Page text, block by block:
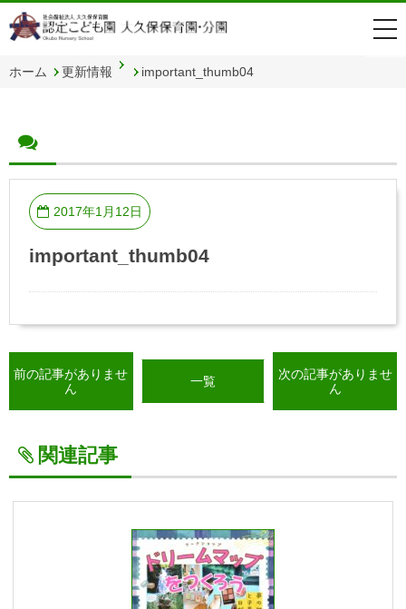
ホーム 更新情報 important_thumb04
2017年1月12日
important_thumb04
前の記事がありませ
ん
一覧
次の記事がありませ
ん
関連記事